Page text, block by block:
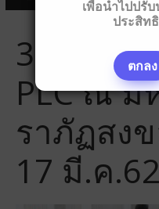
33_Co-
PLC ณ ม
ราภัฏสง
17 มี.ค.62
เพื่อนำไปปรั
ประสิท
ตกลง